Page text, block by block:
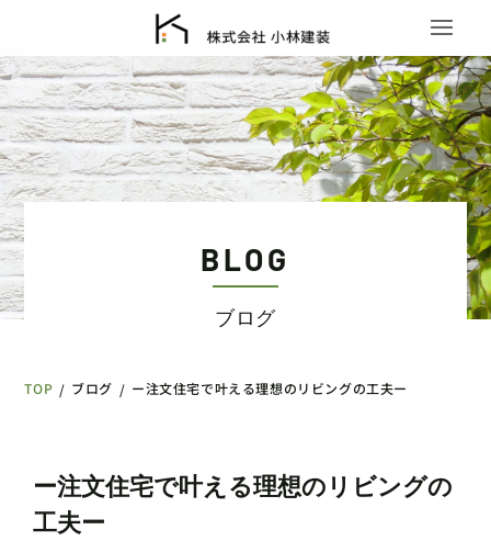
BLOG
ブログ
TOP / ブログ / ー注文住宅で叶える理想のリビングの工夫ー
ー注文住宅で叶える理想のリビングの
工夫ー